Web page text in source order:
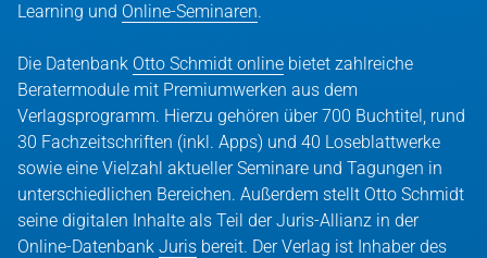
Learning und Online-Seminaren.
Die Datenbank Otto Schmidt online bietet zahlreiche
Beratermodule mit Premiumwerken aus dem
Verlagsprogramm. Hierzu gehören über 700 Buchtitel, rund
30 Fachzeitschriften (inkl. Apps) und 40 Loseblattwerke
sowie eine Vielzahl aktueller Seminare und Tagungen in
unterschiedlichen Bereichen. Außerdem stellt Otto Schmidt
seine digitalen Inhalte als Teil der Juris-Allianz in der
Online-Datenbank Juris bereit. Der Verlag ist Inhaber des